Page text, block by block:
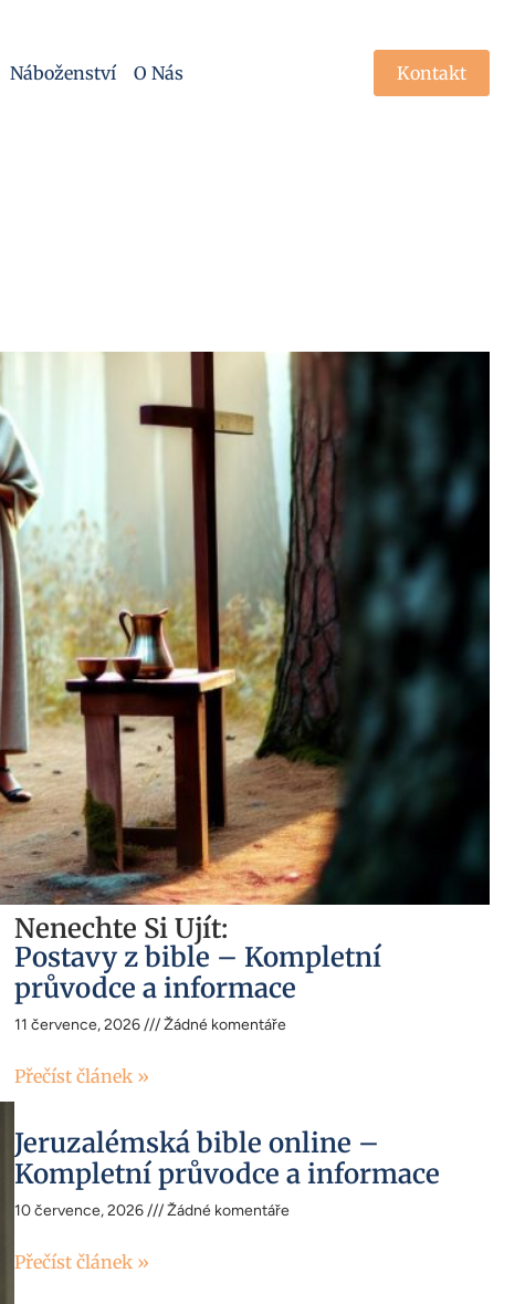
Náboženství O Nás Kontakt
Nenechte Si Ujít:
Postavy z bible – Kompletní
průvodce a informace
11 července, 2026 Žádné komentáře
Přečíst článek »
Jeruzalémská bible online –
Kompletní průvodce a informace
10 července, 2026 Žádné komentáře
Přečíst článek »